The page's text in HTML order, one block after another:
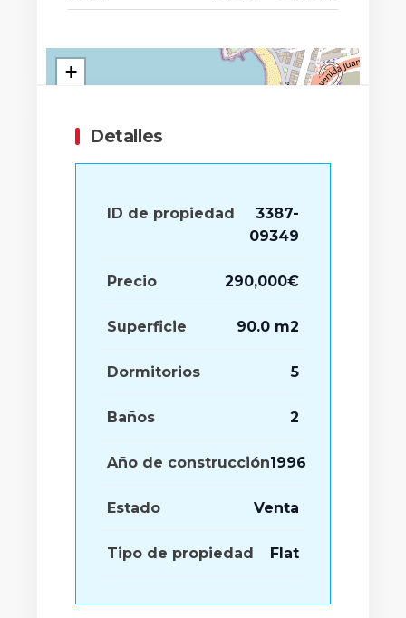
+
OpenStreetMapcontributors
Detalles
ID de propiedad
3387-
09349
Precio 290,000€
Superficie 90.0 m2
Dormitorios 5
Baños 2
Año de construcción1996
Estado Venta
Tipo de propiedad Flat